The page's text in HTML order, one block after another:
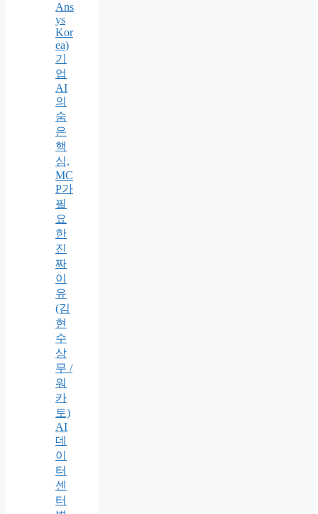
Ans
ys
Kor
ea)
기
업
AI
의
숨
은
핵
심,
MC
P가
필
요
한
진
짜
이
유
(김
현
수
상
무 /
워
카
토)
AI
데
이
터
센
터